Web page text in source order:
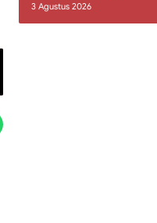
3 Agustus 2026